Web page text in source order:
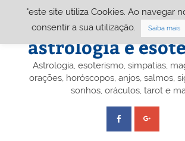
Portal A&E –
astrologia e
Astrologia, esoterismo, simpatias,
orações, horóscopos, anjos, salmos,
sonhos, oráculos, tarot e
"este site utiliza Cookies. Ao navegar
consentir a sua utilização.
Saiba mais